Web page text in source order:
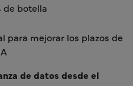
de botella
para mejorar los plazos de
de datos desde el